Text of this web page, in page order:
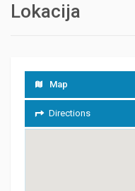
Lokacija
Map
Directions